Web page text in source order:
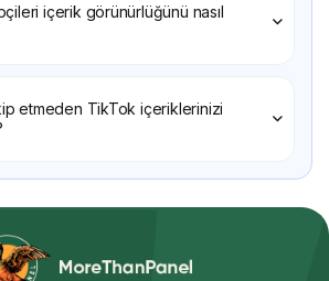
içerik görünürlüğünü nasıl
etmeden TikTok içeriklerinizi